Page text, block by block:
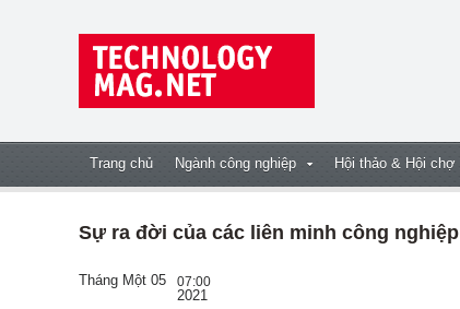
Trang chủ Ngành công nghiệp Hội thảo & Hội chợ
Sự ra đời của các liên minh công nghiệp
Tháng Một 05 07:00
2021